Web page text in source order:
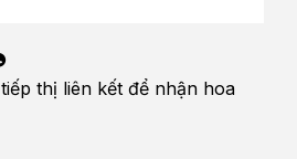
tiếp thị liên kết để nhận hoa